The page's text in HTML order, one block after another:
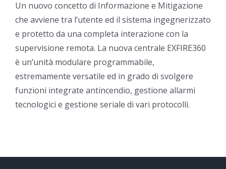
Un nuovo concetto di Informazione e Mitigazione
che avviene tra l’utente ed il sistema ingegnerizzato
e protetto da una completa interazione con la
supervisione remota. La nuova centrale EXFIRE360
è un’unità modulare programmabile,
estremamente versatile ed in grado di svolgere
funzioni integrate antincendio, gestione allarmi
tecnologici e gestione seriale di vari protocolli.